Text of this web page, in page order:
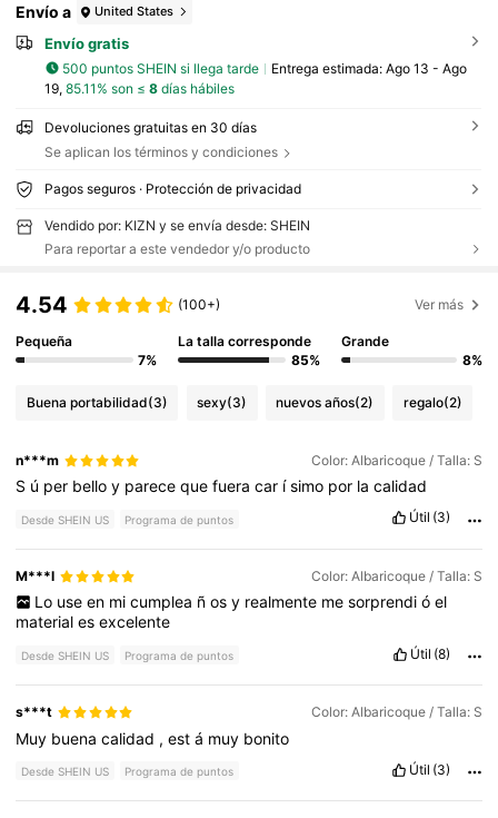
Envío a United States
Envío gratis
500 puntos SHEIN si llega tarde Entrega estimada: Ago 13 - Ago
19, 85.11% son ≤ 8días hábiles
Devoluciones gratuitas en 30 días
Se aplican los términos y condiciones
Pagos seguros · Protección de privacidad
Vendido por: KIZN y se envía desde: SHEIN
Para reportar a este vendedor y/o producto
4.54 (100+) Ver más
Pequeña
7%
La talla corresponde
85%
Grande
8%
Buena portabilidad(3) sexy(3) nuevos años(2) regalo(2)
n***m Color: Albaricoque / Talla: S
S ú per belloy parecequefueracar ísimo por lacalidad
Desde SHEIN US Programa de puntos Útil (3)
M***l Color: Albaricoque / Talla: S
Lo use en mi cumplea ñ os y realmente me sorprendi ó el
materialesexcelente
Desde SHEIN US Programa de puntos Útil (8)
s***t Color: Albaricoque / Talla: S
Muy buenacalidad ,está muy bonito
Desde SHEIN US Programa de puntos Útil (3)